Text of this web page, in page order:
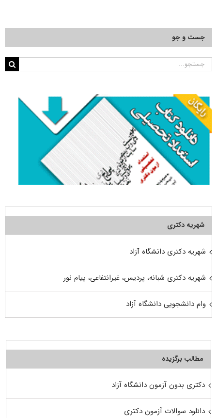
جست و جو
جستجو
شهریه دکتری
شهریه دکتری دانشگاه آزاد
شهریه دکتری شبانه، پردیس، غیرانتفاعی، پیام نور
وام دانشجویی دانشگاه آزاد
مطالب برگزیده
دکتری بدون آزمون دانشگاه آزاد
دانلود سوالات آزمون دکتری